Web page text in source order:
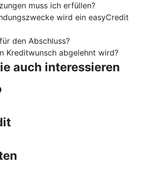
muss ich erfüllen?
wird ein easyCredit
den Abschluss?
Kreditwunsch abgelehnt wird?
auch interessieren